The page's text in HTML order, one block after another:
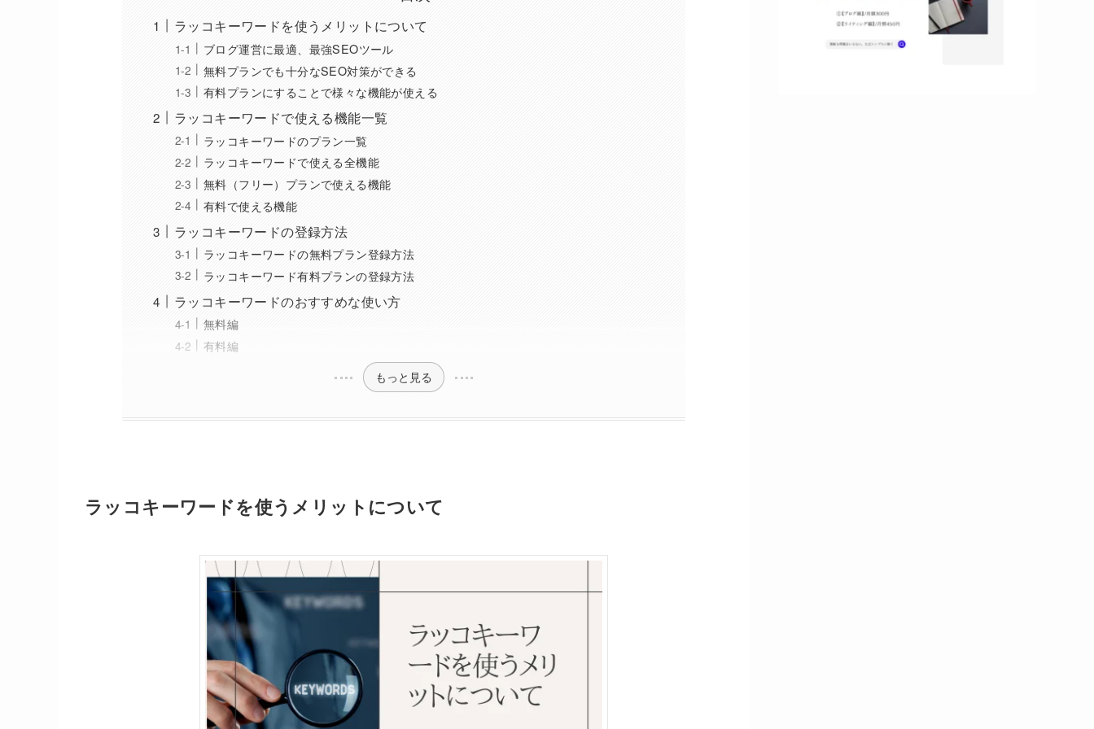
ラッコキーワードを使うメリットについて
ブログ運営に最適、最強SEOツール
無料プランでも十分なSEO対策ができる
有料プランにすることで様々な機能が使える
ラッコキーワードで使える機能一覧
ラッコキーワードのプラン一覧
ラッコキーワードで使える全機能
無料（フリー）プランで使える機能
有料で使える機能
ラッコキーワードの登録方法
ラッコキーワードの無料プラン登録方法
ラッコキーワード有料プランの登録方法
ラッコキーワードのおすすめな使い方
無料編
有料編
もっと見る
ラッコキーワードを使うメリットについて